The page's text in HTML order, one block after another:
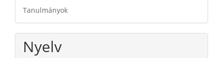
Tanulmányok
Nyelv